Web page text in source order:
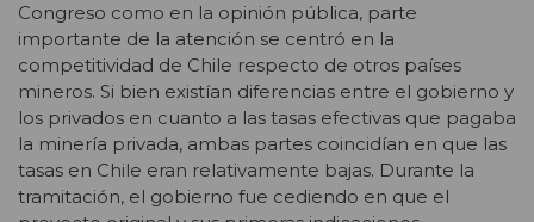
Congreso como en la opinión pública, parte
importante de la atención se centró en la
competitividad de Chile respecto de otros países
mineros. Si bien existían diferencias entre el gobierno y
los privados en cuanto a las tasas efectivas que pagaba
la minería privada, ambas partes coincidían en que las
tasas en Chile eran relativamente bajas. Durante la
tramitación, el gobierno fue cediendo en que el